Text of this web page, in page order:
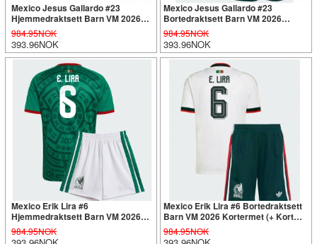
Mexico Jesus Gallardo #23
Hjemmedraktsett Barn VM 2026
Kortermet (+ Korte bukser)
984.95NOK
393.96NOK
Mexico Jesus Gallardo #23
Bortedraktsett Barn VM 2026
Kortermet (+ Korte bukser)
984.95NOK
393.96NOK
Mexico Erik Lira #6
Hjemmedraktsett Barn VM 2026
Kortermet (+ Korte bukser)
984.95NOK
Mexico Erik Lira #6 Bortedraktsett
Barn VM 2026 Kortermet (+ Korte
bukser)
984.95NOK